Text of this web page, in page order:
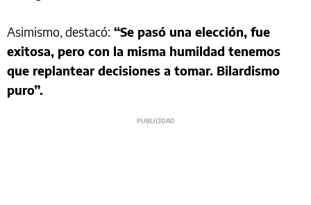
Asimismo, destacó: “Se pasó una elección, fue
exitosa, pero con la misma humildad tenemos
que replantear decisiones a tomar. Bilardismo
puro”.